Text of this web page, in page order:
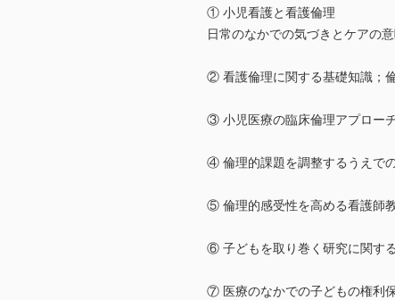
① 小児看護と看護倫理
日常のなかでの気づきとケアの
② 看護倫理に関する基礎知識；
③ 小児医療の臨床倫理アプロー
④ 倫理的課題を調整するうえで
⑤ 倫理的感受性を高める看護師
⑥ 子どもを取り巻く研究に関す
⑦ 医療のなかでの子どもの権利